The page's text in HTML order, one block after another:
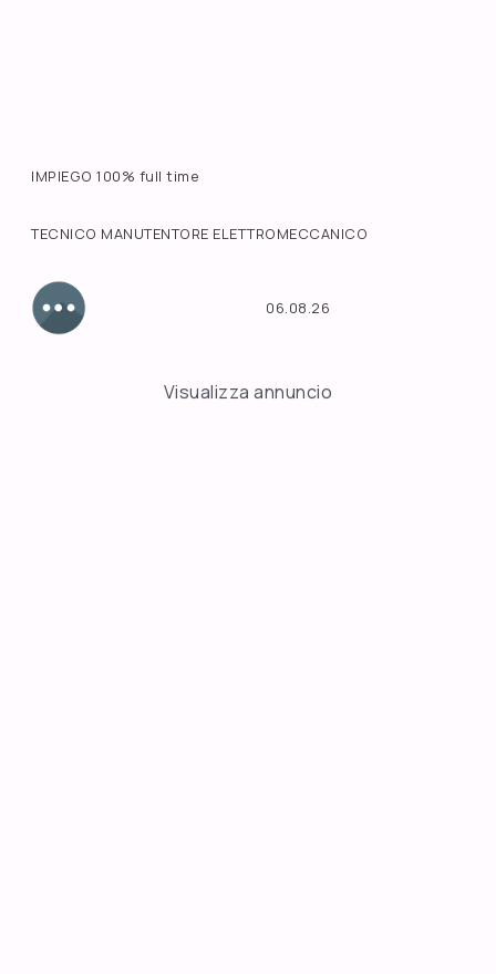
IMPIEGO 100% full time
TECNICO MANUTENTORE ELETTROMECCANICO
06.08.26
Visualizza annuncio